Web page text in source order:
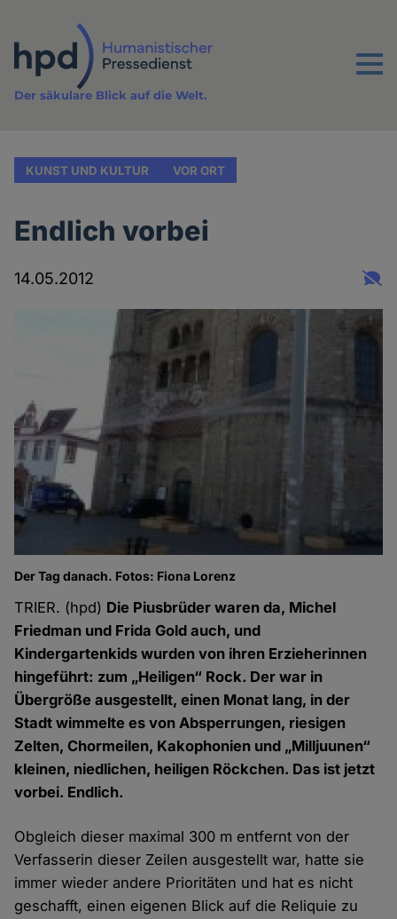
Inhalt
Menu
Der säkulare Blick auf die Welt.
KUNST UND KULTUR VOR ORT
Endlich vorbei
14.05.2012
Der Tag danach. Fotos: Fiona Lorenz
TRIER. (hpd) Die Piusbrüder waren da, Michel
Friedman und Frida Gold auch, und
Kindergartenkids wurden von ihren Erzieherinnen
hingeführt: zum „Heiligen“ Rock. Der war in
Übergröße ausgestellt, einen Monat lang, in der
Stadt wimmelte es von Absperrungen, riesigen
Zelten, Chormeilen, Kakophonien und „Milljuunen“
kleinen, niedlichen, heiligen Röckchen. Das ist jetzt
vorbei. Endlich.
Obgleich dieser maximal 300 m entfernt von der
Verfasserin dieser Zeilen ausgestellt war, hatte sie
immer wieder andere Prioritäten und hat es nicht
geschafft, einen eigenen Blick auf die Reliquie zu